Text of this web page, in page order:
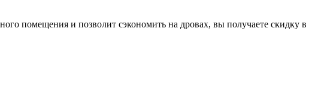
помещения и позволит сэкономить на дровах, вы получаете скидку в